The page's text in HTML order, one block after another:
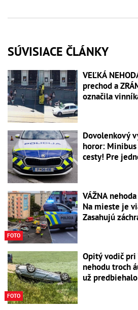
SÚVISIACE ČLÁNKY
VEĽKÁ
prechod a
označila
Dovolenkový
horor:
cesty! Pre
FOTO
VÁŽNA
Na mieste je
Zasahujú
FOTO
Opitý vodič pri
nehodu troch
už